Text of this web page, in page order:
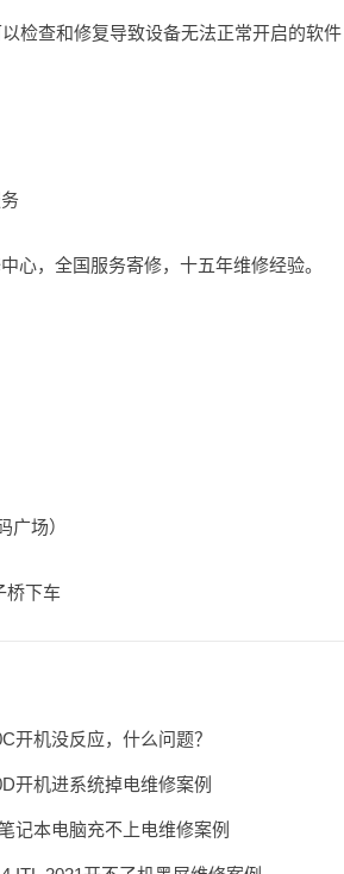
检查和修复导致设备无法正常开启的软件
心，全国服务寄修，十五年维修经验。
场）
桥下车
开机没反应，什么问题？
开机进系统掉电维修案例
记本电脑充不上电维修案例